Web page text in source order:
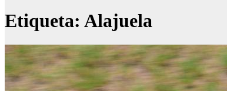
Etiqueta: Alajuela